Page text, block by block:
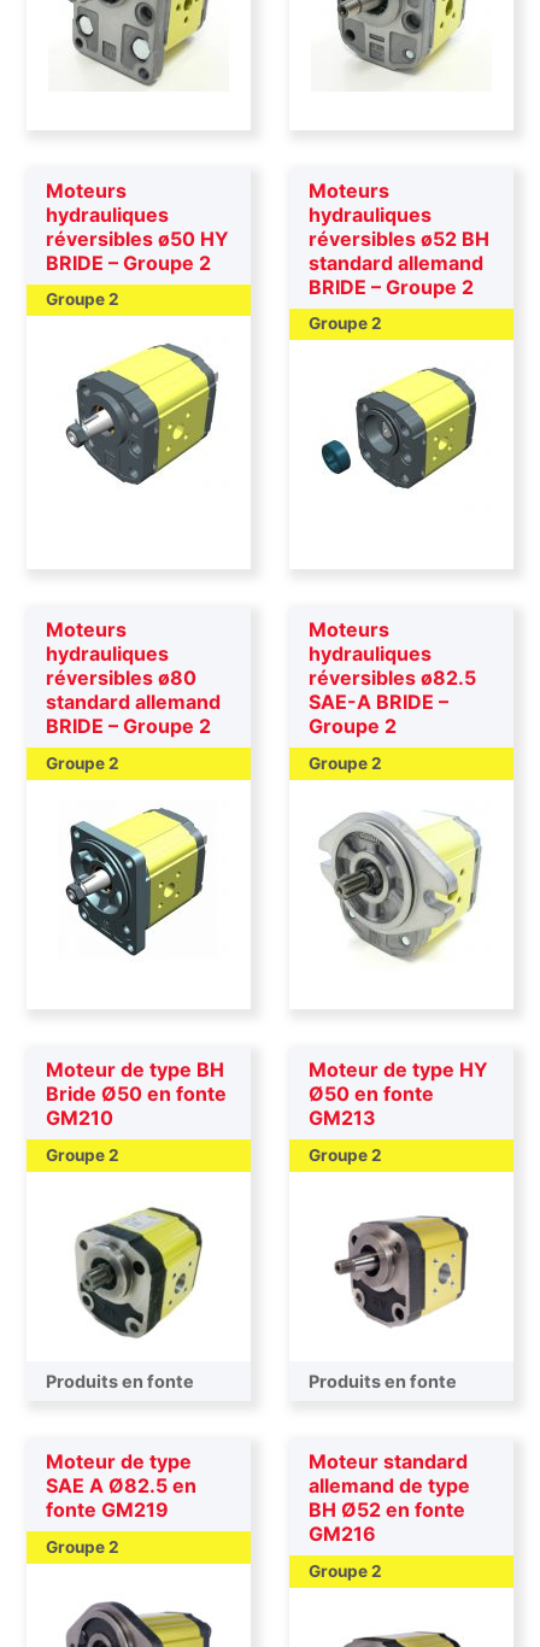
Moteurs
hydrauliques
réversibles ø50 HY
BRIDE – Groupe 2
Groupe 2
Moteurs
hydrauliques
réversibles ø52 BH
standard allemand
BRIDE – Groupe 2
Groupe 2
Moteurs
hydrauliques
réversibles ø80
standard allemand
BRIDE – Groupe 2
Groupe 2
Moteurs
hydrauliques
réversibles ø82.5
SAE-A BRIDE –
Groupe 2
Groupe 2
Moteur de type BH
Bride Ø50 en fonte
GM210
Groupe 2
Produits en fonte
Moteur de type HY
Ø50 en fonte
GM213
Groupe 2
Produits en fonte
Moteur de type
SAE A Ø82.5 en
fonte GM219
Groupe 2
Moteur standard
allemand de type
BH Ø52 en fonte
GM216
Groupe 2